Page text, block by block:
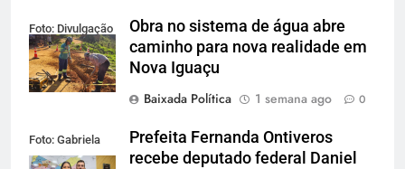
Foto: Divulgação
Obra no sistema de água abre
caminho para nova realidade em
Nova Iguaçu
Baixada Política
1 semana ago 0
Foto: Gabriela
Figueiredo
Prefeita Fernanda Ontiveros
recebe deputado federal Daniel